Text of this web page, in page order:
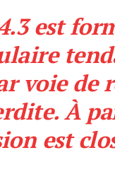
est
voie de
À
est